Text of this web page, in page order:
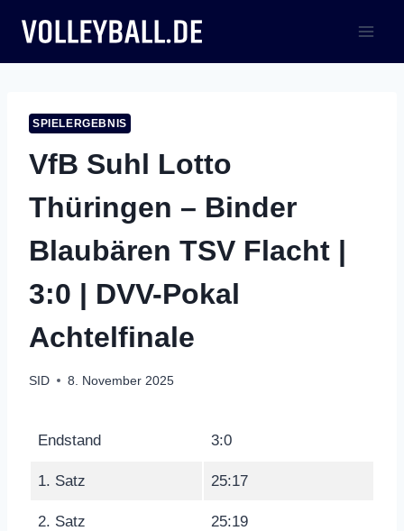
Inhalt
springen
SPIELERGEBNIS
VfB Suhl Lotto
Thüringen – Binder
Blaubären TSV Flacht |
3:0 | DVV-Pokal
Achtelfinale
SID 8. November 2025
Endstand 3:0
1. Satz 25:17
2. Satz 25:19